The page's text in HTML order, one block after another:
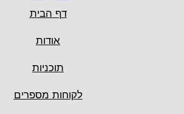
דף הבית
אודות
תוכניות
לקוחות מספרים